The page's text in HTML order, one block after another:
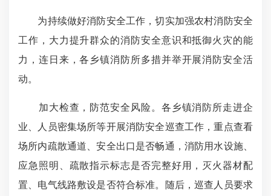
为持续做好消防安全工作，切实加强农村消防安全
工作，大力提升群众的消防安全意识和抵御火灾的能
力，连日来，各乡镇消防所多措并举开展消防安全活
动。
加大检查，防范安全风险。各乡镇消防所走进企
业、人员密集场所等开展消防安全巡查工作，重点查看
场所内疏散通道、安全出口是否畅通，消防用水设施、
应急照明、疏散指示标志是否完整好用，灭火器材配
置、电气线路敷设是否符合标准。随后，巡查人员要求